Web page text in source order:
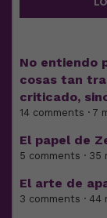
No entiendo
cosas tan
criticado,
14 comments · 7
El papel de
5 comments · 35
El arte de
3 comments · 44